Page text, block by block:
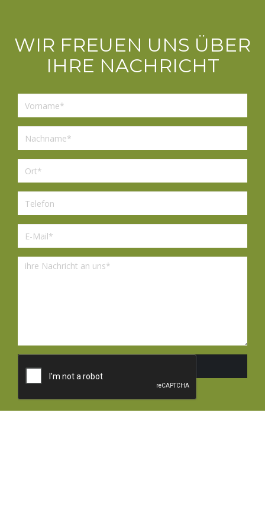
WIR FREUEN UNS ÜBER
IHRE NACHRICHT